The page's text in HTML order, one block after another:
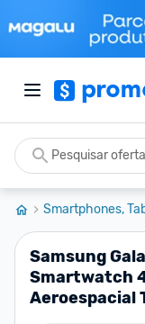
Smartphones,
Samsung
Smartwatch
Aeroespacial